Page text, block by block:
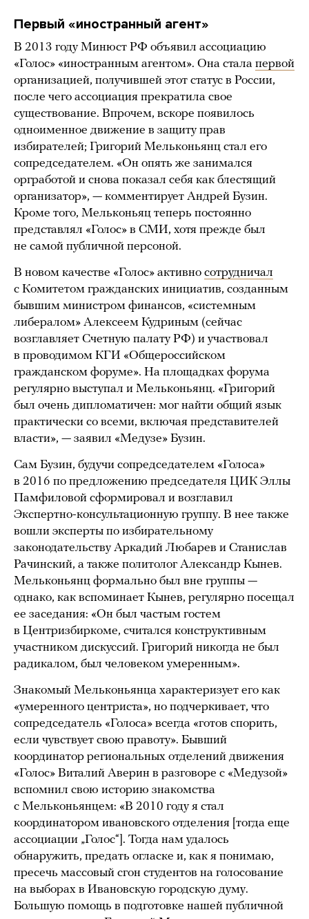
Первый «иностранный агент»
В 2013 году Минюст РФ объявил ассоциацию
«Голос» «иностранным агентом». Она стала первой
организацией, получившей этот статус в России,
после чего ассоциация прекратила свое
существование. Впрочем, вскоре появилось
одноименное движение в защиту прав
избирателей; Григорий Мельконьянц стал его
сопредседателем. «Он опять же занимался
оргработой и снова показал себя как блестящий
организатор», — комментирует Андрей Бузин.
Кроме того, Мельконьяц теперь постоянно
представлял «Голос» в СМИ, хотя прежде был
не самой публичной персоной.
В новом качестве «Голос» активно сотрудничал
с Комитетом гражданских инициатив, созданным
бывшим министром финансов, «системным
либералом» Алексеем Кудриным (сейчас
возглавляет Счетную палату РФ) и участвовал
в проводимом КГИ «Общероссийском
гражданском форуме». На площадках форума
регулярно выступал и Мельконьянц. «Григорий
был очень дипломатичен: мог найти общий язык
практически со всеми, включая представителей
власти», — заявил «Медузе» Бузин.
Сам Бузин, будучи сопредседателем «Голоса»
в 2016 по предложению председателя ЦИК Эллы
Памфиловой сформировал и возглавил
Экспертно-консультационную группу. В нее также
вошли эксперты по избирательному
законодательству Аркадий Любарев и Станислав
Рачинский, а также политолог Александр Кынев.
Мельконьянц формально был вне группы —
однако, как вспоминает Кынев, регулярно посещал
ее заседания: «Он был частым гостем
в Центризбиркоме, считался конструктивным
участником дискуссий. Григорий никогда не был
радикалом, был человеком умеренным».
Знакомый Мельконьянца характеризует его как
«умеренного центриста», но подчеркивает, что
сопредседатель «Голоса» всегда «готов спорить,
если чувствует свою правоту». Бывший
координатор региональных отделений движения
«Голос» Виталий Аверин в разговоре с «Медузой»
вспомнил свою историю знакомства
с Мельконьянцем: «В 2010 году я стал
координатором ивановского отделения [тогда еще
ассоциации „Голос“]. Тогда нам удалось
обнаружить, предать огласке и, как я понимаю,
пресечь массовый сгон студентов на голосование
на выборах в Ивановскую городскую думу.
Большую помощь в подготовке нашей публичной